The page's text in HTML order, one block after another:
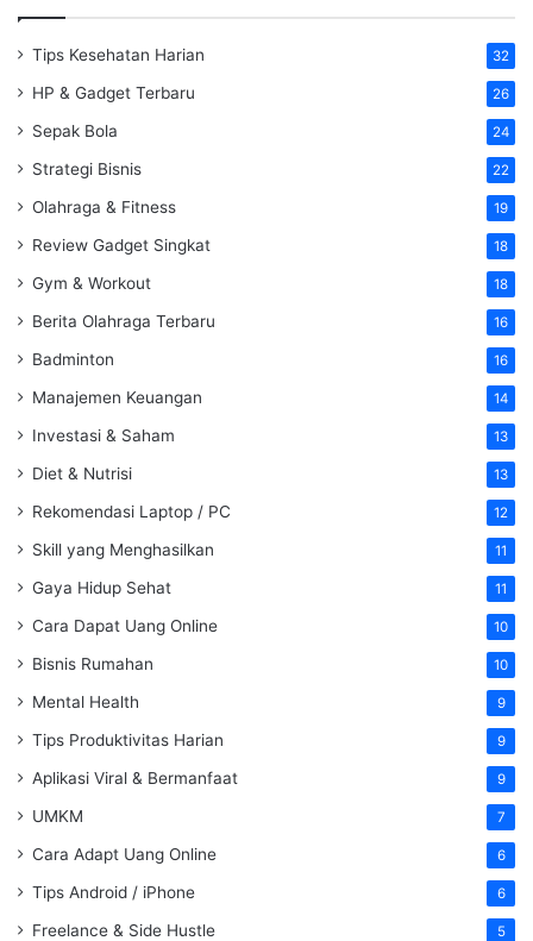
Tips Kesehatan Harian 32
HP & Gadget Terbaru 26
Sepak Bola 24
Strategi Bisnis 22
Olahraga & Fitness 19
Review Gadget Singkat 18
Gym & Workout 18
Berita Olahraga Terbaru 16
Badminton 16
Manajemen Keuangan 14
Investasi & Saham 13
Diet & Nutrisi 13
Rekomendasi Laptop / PC 12
Skill yang Menghasilkan 11
Gaya Hidup Sehat 11
Cara Dapat Uang Online 10
Bisnis Rumahan 10
Mental Health 9
Tips Produktivitas Harian 9
Aplikasi Viral & Bermanfaat 9
UMKM 7
Cara Adapt Uang Online 6
Tips Android / iPhone 6
Freelance & Side Hustle 5